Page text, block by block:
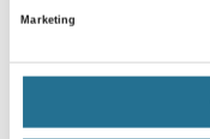
Marketing
Produkteigenschaft
- Spreizring für
- Optimierte Form für